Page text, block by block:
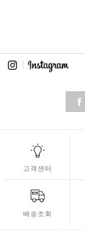
고객센터
배송조회